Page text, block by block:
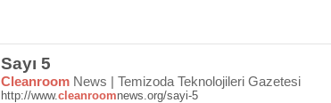
Sayı 5
Cleanroom News | Temizoda Teknolojileri Gazetesi
http://www.cleanroomnews.org/sayi-5